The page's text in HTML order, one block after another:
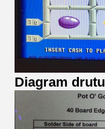
Diagram drutu